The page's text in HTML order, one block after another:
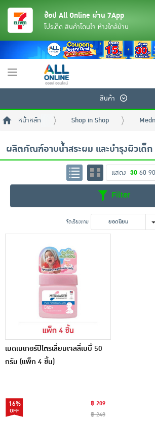
ขนมขบเคี้ยว และช็อคโกแลต
อาหารสด ผัก ผลไม้และเบเกอรี่
ช้อป All Online ผ่าน 7App
โปรเด็ด สินค้าโดนใจ ห้างใกล้บ้าน
Toggle
สินค้า
หน้าหลัก Shop in Shop
ผลิตภัณฑ์อาบน้ำสระผม และบำรุงผิวเด็ก
แสดง 30 60 90
Filter
จัดเรียงตาม ยอดนิยม
เมดเมเกอร์ปิโตรเลี่ยมเจลลี่เบบี้ 50
กรัม (แพ็ก 4 ชิ้น)
16%
฿ 209
฿ 248